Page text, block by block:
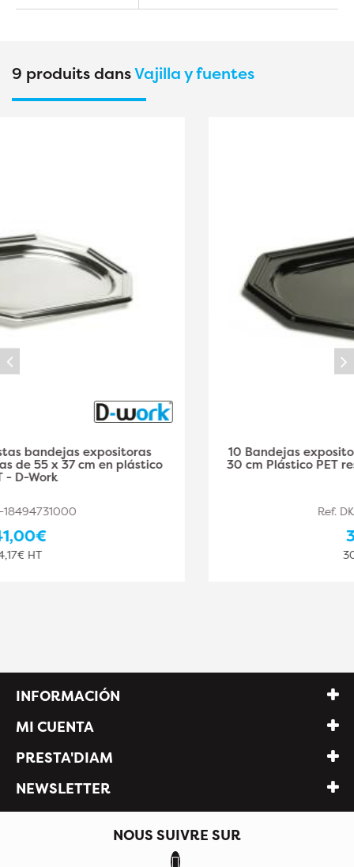
9 produits dansVajilla y fuentes
10 Bandejas expositoras octogonales negras 46 x
30 cm Plástico PET resistente y elegante - D-Work
INFORMACIÓN
MI CUENTA
PRESTA'DIAM
NEWSLETTER
NOUS SUIVRE SUR